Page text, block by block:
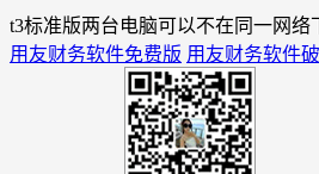
t3标准版两台电脑可以不在同一网络
用友财务软件免费版 用友财务软件